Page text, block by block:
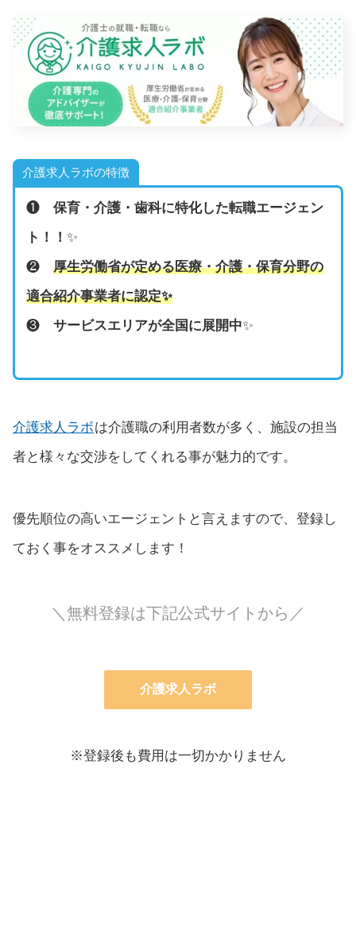
介護求人ラボの特徴
❶ 保育・介護・歯科に特化した転職エージェン
ト！！ ✨
❷ 厚生労働省が定める医療・介護・保育分野の
適合紹介事業者に認定✨
❸ サービスエリアが全国に展開中✨
介護求人ラボは介護職の利用者数が多く、施設の担当
者と様々な交渉をしてくれる事が魅力的です。
優先順位の高いエージェントと言えますので、登録し
ておく事をオススメします！
＼無料登録は下記公式サイトから／
介護求人ラボ
※登録後も費用は一切かかりません